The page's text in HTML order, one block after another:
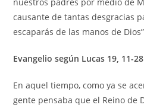
causante de tantas desgracias
escaparás de las manos de
Evangelio según Lucas 19, 11-28
En aquel tiempo, como ya se
gente pensaba que el Reino de